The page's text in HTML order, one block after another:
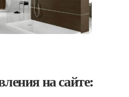
на сайте: